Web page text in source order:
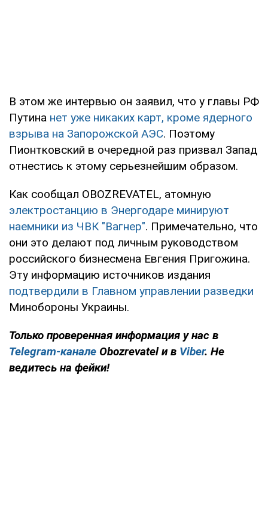
В этом же интервью он заявил, что у главы РФ
Путина нет уже никаких карт, кроме ядерного
взрыва на Запорожской АЭС. Поэтому
Пионтковский в очередной раз призвал Запад
отнестись к этому серьезнейшим образом.
Как сообщал OBOZREVATEL, атомную
электростанцию в Энергодаре минируют
наемники из ЧВК "Вагнер". Примечательно, что
они это делают под личным руководством
российского бизнесмена Евгения Пригожина.
Эту информацию источников издания
подтвердили в Главном управлении разведки
Минобороны Украины.
Только проверенная информация у нас в
Telegram-канале Obozrevatel и в Viber. Не
ведитесь на фейки!